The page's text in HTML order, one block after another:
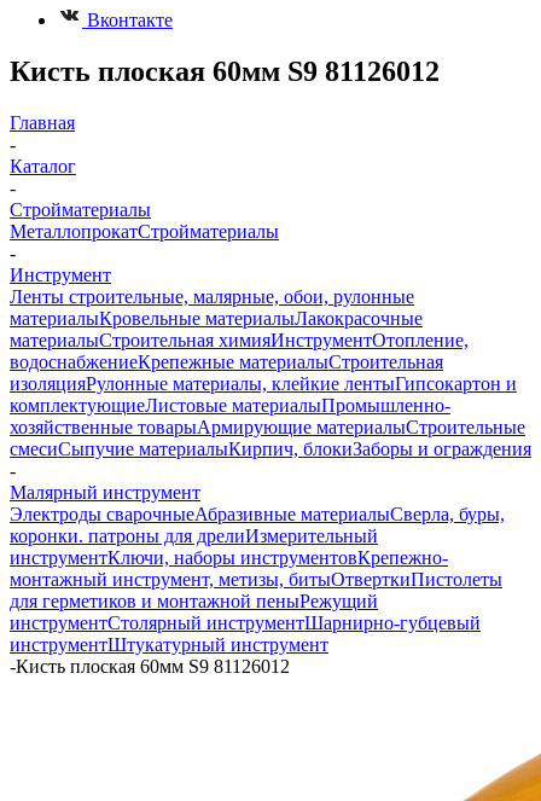
Вконтакте
Кисть плоская 60мм S9 81126012
Главная
-
Каталог
-
Стройматериалы
МеталлопрокатСтройматериалы
-
Инструмент
Ленты строительные, малярные, обои, рулонные
материалыКровельные материалыЛакокрасочные
материалыСтроительная химияИнструментОтопление,
водоснабжениеКрепежные материалыСтроительная
изоляцияРулонные материалы, клейкие лентыГипсокартон и
комплектующиеЛистовые материалыПромышленно-
хозяйственные товарыАрмирующие материалыСтроительные
смесиСыпучие материалыКирпич, блокиЗаборы и ограждения
-
Малярный инструмент
Электроды сварочныеАбразивные материалыСверла, буры,
коронки. патроны для дрелиИзмерительный
инструментКлючи, наборы инструментовКрепежно-
монтажный инструмент, метизы, битыОтверткиПистолеты
для герметиков и монтажной пеныРежущий
инструментСтолярный инструментШарнирно-губцевый
инструментШтукатурный инструмент
-Кисть плоская 60мм S9 81126012